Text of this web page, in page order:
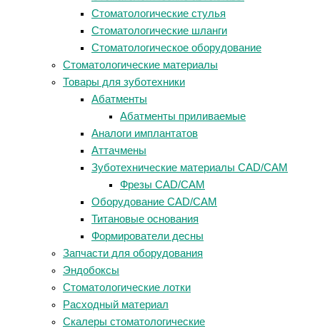
Стоматологические стулья
Стоматологические шланги
Стоматологическое оборудование
Стоматологические материалы
Товары для зуботехники
Абатменты
Абатменты приливаемые
Аналоги имплантатов
Аттачмены
Зуботехнические материалы CAD/CAM
Фрезы CAD/CAM
Оборудование CAD/CAM
Титановые основания
Формирователи десны
Запчасти для оборудования
Эндобоксы
Стоматологические лотки
Расходный материал
Скалеры стоматологические